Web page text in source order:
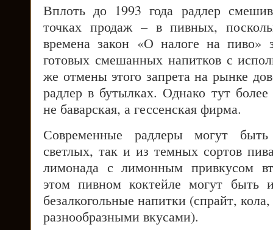
Вплоть до 1993 года радлер
точках продаж – в пивных,
времена закон «О налоге на пиво»
готовых смешанных напитков с
же отмены этого запрета на рынке
радлер в бутылках. Однако тут более
не баварская, а гессенская фирма.
Современные радлеры могут
светлых, так и из темных сортов
лимонада с лимонным привкусом
этом пивном коктейле могут быть
безалкогольные напитки (спрайт,
разнообразными вкусами).